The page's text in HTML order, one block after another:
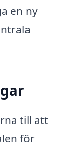
en ny
till att
för